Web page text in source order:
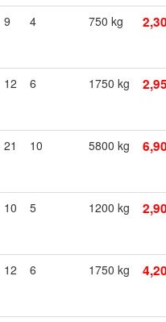
9 4 750 kg
12 6 1750 kg
21 10 5800 kg
10 5 1200 kg
12 6 1750 kg